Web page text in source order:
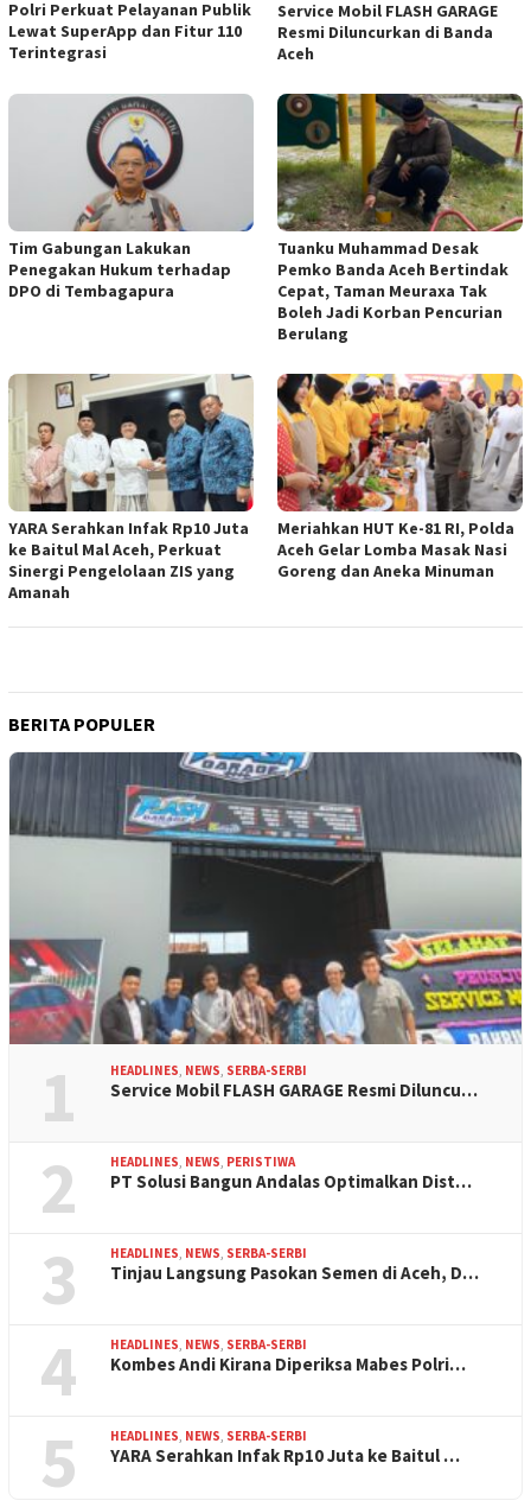
Polri Perkuat Pelayanan Publik
Lewat SuperApp dan Fitur 110
Terintegrasi
Service Mobil FLASH GARAGE
Resmi Diluncurkan di Banda
Aceh
Tim Gabungan Lakukan
Penegakan Hukum terhadap
DPO di Tembagapura
Tuanku Muhammad Desak
Pemko Banda Aceh Bertindak
Cepat, Taman Meuraxa Tak
Boleh Jadi Korban Pencurian
Berulang
YARA Serahkan Infak Rp10 Juta
ke Baitul Mal Aceh, Perkuat
Sinergi Pengelolaan ZIS yang
Amanah
Meriahkan HUT Ke-81 RI, Polda
Aceh Gelar Lomba Masak Nasi
Goreng dan Aneka Minuman
BERITA POPULER
1 HEADLINES NEWS SERBA-SERBI
Service Mobil FLASH GARAGE Resmi Diluncu…
2 HEADLINES NEWS PERISTIWA
PT Solusi Bangun Andalas Optimalkan Dist…
3 HEADLINES NEWS SERBA-SERBI
Tinjau Langsung Pasokan Semen di Aceh, D…
4 HEADLINES NEWS SERBA-SERBI
Kombes Andi Kirana Diperiksa Mabes Polri…
5 HEADLINES NEWS SERBA-SERBI
YARA Serahkan Infak Rp10 Juta ke Baitul …